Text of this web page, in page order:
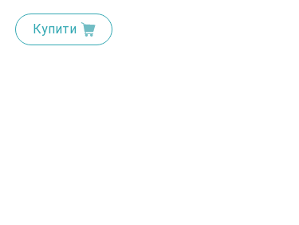
Купити